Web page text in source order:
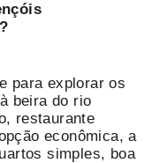
para explorar os
beira do rio
restaurante
econômica, a
simples, boa